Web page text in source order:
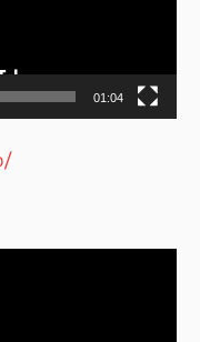
01:04